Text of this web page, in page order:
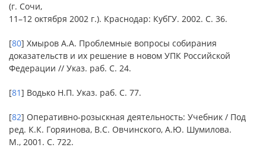
(г. Сочи,
11–12 октября 2002 г.). Краснодар: КубГУ. 2002. С. 36.
[80] Хмыров А.А. Проблемные вопросы собирания
доказательств и их решение в новом УПК Российской
Федерации // Указ. раб. С. 24.
[81] Водько Н.П. Указ. раб. С. 77.
[82] Оперативно-розыскная деятельность: Учебник / Под
ред. К.К. Горяинова, В.С. Овчинского, А.Ю. Шумилова.
М., 2001. С. 722.